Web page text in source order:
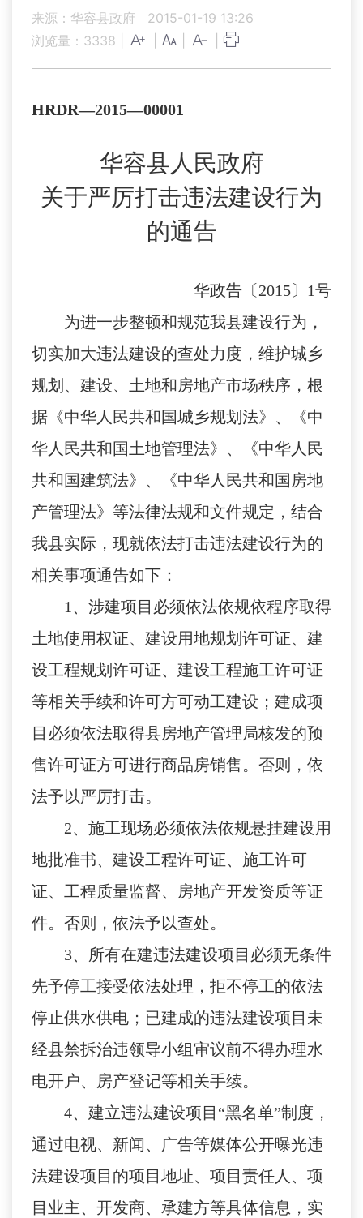
来源：华容县政府
2015-01-19 13:26
浏览量： 3338
HRDR—2015—00001
华容县人民政府
关于严厉打击违法建设行为
的通告
华政告〔 2015〕 1号
为进一步整顿和规范我县建设行为，
切实加大违法建设的查处力度，维护城乡
规划、建设、土地和房地产市场秩序，根
据《中华人民共和国城乡规划法》、《中
华人民共和国土地管理法》、《中华人民
共和国建筑法》、《中华人民共和国房地
产管理法》等法律法规和文件规定，结合
我县实际，现就依法打击违法建设行为的
相关事项通告如下：
1 、涉建项目必须依法依规依程序取得
土地使用权证、建设用地规划许可证、建
设工程规划许可证、建设工程施工许可证
等相关手续和许可方可动工建设；建成项
目必须依法取得县房地产管理局核发的预
售许可证方可进行商品房销售。否则，依
法予以严厉打击。
2、施工现场必须依法依规悬挂建设用
地批准书、建设工程许可证、施工许可
证、工程质量监督、房地产开发资质等证
件。否则，依法予以查处。
3、所有在建违法建设项目必须无条件
先予停工接受依法处理，拒不停工的依法
停止供水供电；已建成的违法建设项目未
经县禁拆治违领导小组审议前不得办理水
电开户、房产登记等相关手续。
4、建立违法建设项目“黑名单”制度，
通过电视、新闻、广告等媒体公开曝光违
法建设项目的项目地址、项目责任人、项
目业主、开发商、承建方等具体信息，实